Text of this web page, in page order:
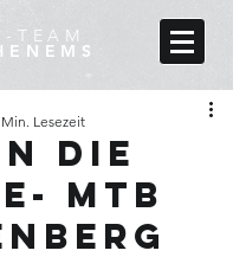
TEAM
die
MTB
Min. Lesezeit